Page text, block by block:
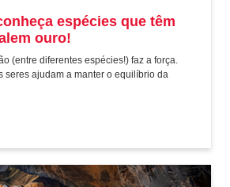
espécies que têm
ouro!
(entre diferentes espécies!) faz a força.
seres ajudam a manter o equilíbrio da